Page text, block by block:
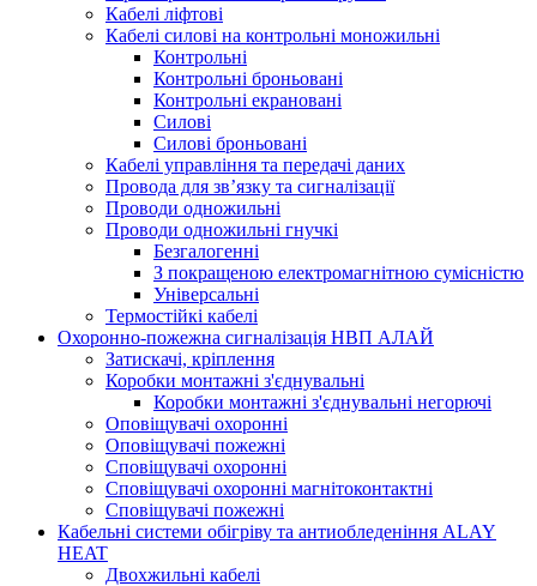
Кабелі ліфтові
Кабелі силові на контрольні моножильні
Контрольні
Контрольні броньовані
Контрольні екрановані
Силові
Силові броньовані
Кабелі управління та передачі даних
Провода для зв’язку та сигналізації
Проводи одножильні
Проводи одножильні гнучкі
Безгалогенні
З покращеною електромагнітною сумісністю
Універсальні
Термостійкі кабелі
Охоронно-пожежна сигналізація НВП АЛАЙ
Затискачі, кріплення
Коробки монтажні з'єднувальні
Коробки монтажні з'єднувальні негорючі
Оповіщувачі охоронні
Оповіщувачі пожежні
Сповіщувачі охоронні
Сповіщувачі охоронні магнітоконтактні
Сповіщувачі пожежні
Кабельні системи обігріву та антиобледеніння ALAY
HEAT
Двохжильні кабелі